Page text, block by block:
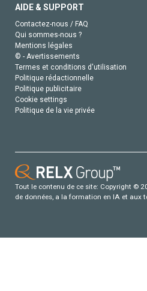
AIDE & SUPPORT
Contactez-nous / FAQ
Qui sommes-nous ?
Mentions légales
© - Avertissements
Termes et conditions d'utilisation
Politique rédactionnelle
Politique publicitaire
Cookie settings
Politique de la vie privée
Tout le contenu de ce site: Copyright ©
de données, a la formation en IA et aux